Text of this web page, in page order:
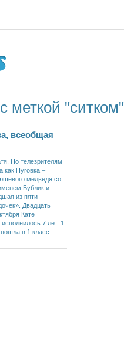
меткой "ситком"
всеобщая
Но телезрителям
как Пуговка –
медведя со
Бублик и
из пяти
Двадцать
Кате
7 лет. 1
в 1 класс.